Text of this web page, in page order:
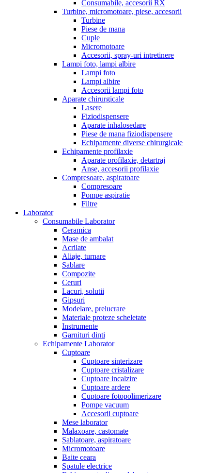
Consumabile, accesorii RX
Turbine, micromotoare, piese, accesorii
Turbine
Piese de mana
Cuple
Micromotoare
Accesorii, spray-uri intretinere
Lampi foto, lampi albire
Lampi foto
Lampi albire
Accesorii lampi foto
Aparate chirurgicale
Lasere
Fiziodispensere
Aparate inhalosedare
Piese de mana fiziodispensere
Echipamente diverse chirurgicale
Echipamente profilaxie
Aparate profilaxie, detartraj
Anse, accesorii profilaxie
Compresoare, aspiratoare
Compresoare
Pompe aspiratie
Filtre
Laborator
Consumabile Laborator
Ceramica
Mase de ambalat
Acrilate
Aliaje, turnare
Sablare
Compozite
Ceruri
Lacuri, solutii
Gipsuri
Modelare, prelucrare
Materiale proteze scheletate
Instrumente
Garnituri dinti
Echipamente Laborator
Cuptoare
Cuptoare sinterizare
Cuptoare cristalizare
Cuptoare incalzire
Cuptoare ardere
Cuptoare fotopolimerizare
Pompe vacuum
Accesorii cuptoare
Mese laborator
Malaxoare, castomate
Sablatoare, aspiratoare
Micromotoare
Baite ceara
Spatule electrice